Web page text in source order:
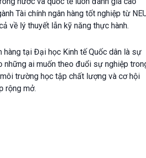
Tài chính ngân hàng tốt nghiệp từ
về lý thuyết lẫn kỹ năng thực hành.
hàng tại Đại học Kinh tế Quốc dân là sự
những ai muốn theo đuổi sự nghiệp
trường học tập chất lượng và cơ hội
rộng mở.